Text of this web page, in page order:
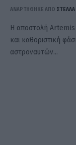
ΑΝΑΡΤΗΘΗΚΕ ΑΠΟ ΣΤΈΛΛΑ
Η αποστολή Artemis
και καθοριστική
αστροναυτών…